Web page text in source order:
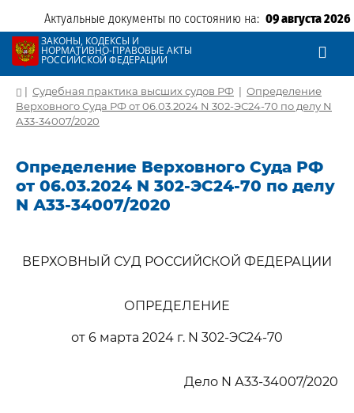
Актуальные документы по состоянию на: 09 августа 2026
ЗАКОНЫ, КОДЕКСЫ И
НОРМАТИВНО-ПРАВОВЫЕ АКТЫ
РОССИЙСКОЙ ФЕДЕРАЦИИ
| Судебная практика высших судов РФ | Определение
Верховного Суда РФ от 06.03.2024 N 302-ЭС24-70 по делу N
А33-34007/2020
Определение Верховного Суда РФ
от 06.03.2024 N 302-ЭС24-70 по делу
N А33-34007/2020
ВЕРХОВНЫЙ СУД РОССИЙСКОЙ ФЕДЕРАЦИИ
ОПРЕДЕЛЕНИЕ
от 6 марта 2024 г. N 302-ЭС24-70
Дело N А33-34007/2020